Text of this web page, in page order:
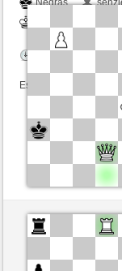
Negras
Tiempo: 3
Esta partida es por
Blancas
Negras
Tiempo: 10